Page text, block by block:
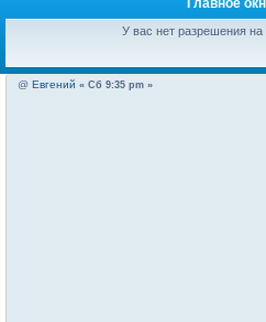
Главное
У вас нет разрешения на
@ Евгений « Сб 9:35 pm »